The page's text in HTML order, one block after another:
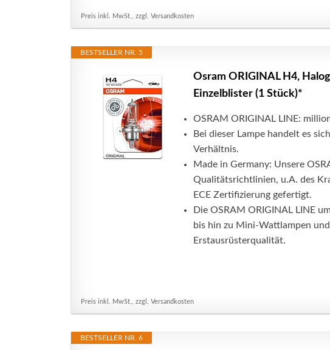
Preis inkl. MwSt., zzgl. Versandkosten
BESTSELLER NR. 5
Osram ORIGINAL H4,
Einzelblister (1 Stück)*
OSRAM ORIGINAL LINE:
Bei dieser Lampe handelt es
Verhältnis.
Made in Germany: Unsere
Qualitätsrichtlinien, u.A. des
ECE Zertifizierung gefertigt.
Die OSRAM ORIGINAL LINE
bis hin zu Mini-Wattlampen
Erstausrüsterqualität.
Preis inkl. MwSt., zzgl. Versandkosten
BESTSELLER NR. 6